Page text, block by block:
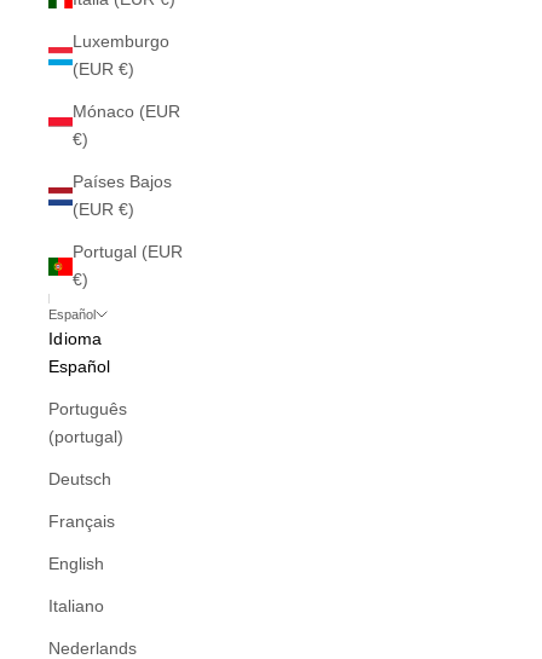
Luxemburgo
(EUR €)
Mónaco (EUR
€)
Países Bajos
(EUR €)
Portugal (EUR
€)
Español
Idioma
Español
Português
(portugal)
Deutsch
Français
English
Italiano
Nederlands